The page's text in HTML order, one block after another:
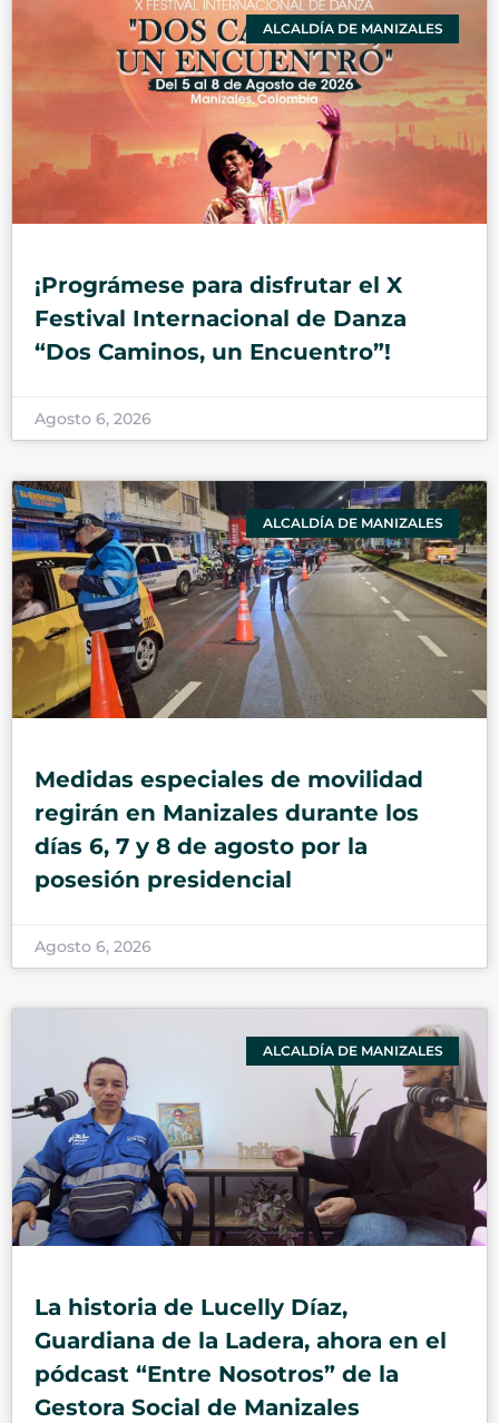
ALCALDÍA DE MANIZALES
¡Prográmese para disfrutar el X
Festival Internacional de Danza
“Dos Caminos, un Encuentro”!
Agosto 6, 2026
ALCALDÍA DE MANIZALES
Medidas especiales de movilidad
regirán en Manizales durante los
días 6, 7 y 8 de agosto por la
posesión presidencial
Agosto 6, 2026
ALCALDÍA DE MANIZALES
La historia de Lucelly Díaz,
Guardiana de la Ladera, ahora en el
pódcast “Entre Nosotros” de la
Gestora Social de Manizales